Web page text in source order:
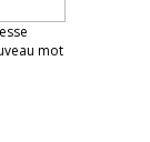
mot